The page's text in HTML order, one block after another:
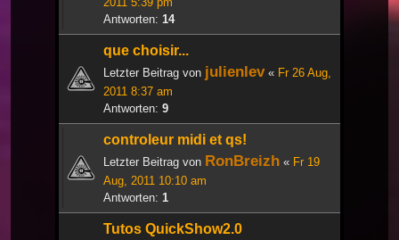
Antworten: 14
que choisir...
Letzter Beitrag von julienlev« Fr 26 Aug,
2011 8:37 am
Antworten: 9
controleur midi et qs!
Letzter Beitrag von RonBreizh « Fr 19
Aug, 2011 10:10 am
Antworten: 1
Tutos QuickShow2.0